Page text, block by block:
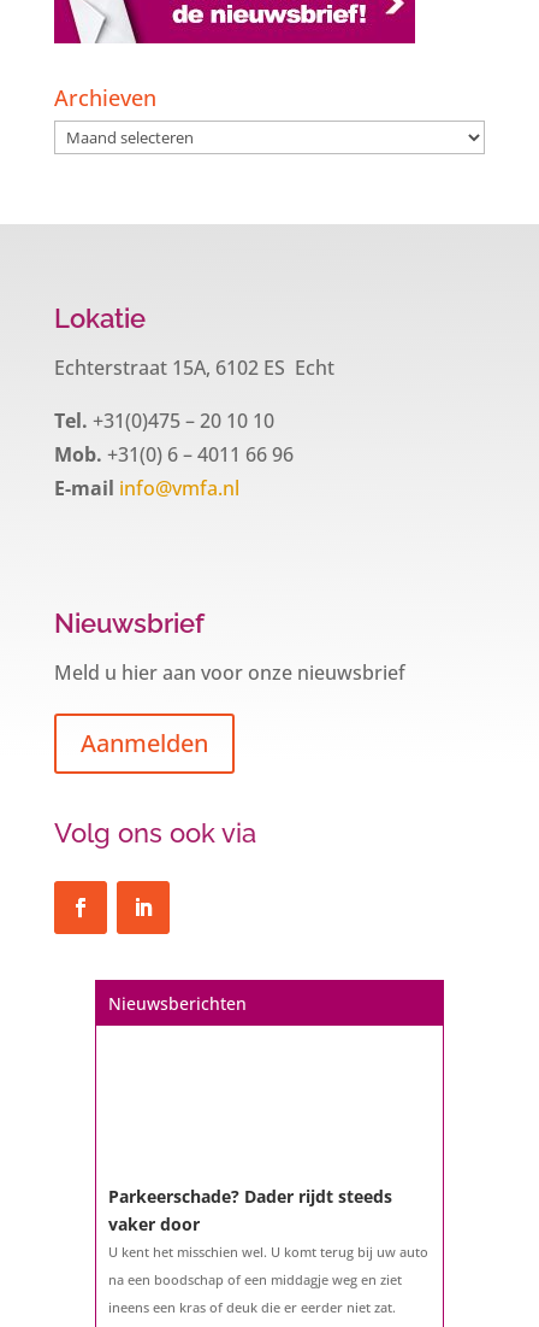
Archieven
Archieven
Lokatie
Echterstraat 15A, 6102 ES Echt
Tel. +31(0)475 – 20 10 10
Mob. +31(0) 6 – 4011 66 96
E-mail info@vmfa.nl
Nieuwsbrief
Meld u hier aan voor onze nieuwsbrief
Aanmelden
Volg ons ook via
Nieuwsberichten
Parkeerschade? Dader rijdt steeds
vaker door
U kent het misschien wel. U komt terug bij uw auto
na een boodschap of een middagje weg en ziet
ineens een kras of deuk die er eerder niet zat.